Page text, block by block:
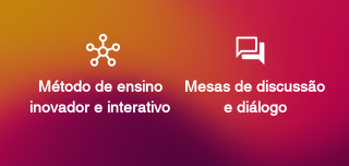
Método de ensino
inovador e interativo
Mesas de discussão
e diálogo